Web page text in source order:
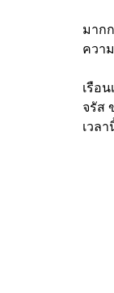
มาก
ควา
เรือ
จรัส
เวล